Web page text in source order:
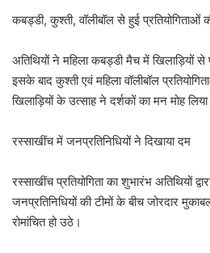
कबड्डी, कुश्ती, वॉलीबॉल से हुई
अतिथियों ने महिला कबड्डी मैच में खिलाड़ियों से
इसके बाद कुश्ती एवं महिला वॉलीबॉल
खिलाड़ियों के उत्साह ने दर्शकों का मन मोह
रस्साखींच में जनप्रतिनिधियों ने दिखाया दम
रस्साखींच प्रतियोगिता का शुभारंभ अतिथियों
जनप्रतिनिधियों की टीमों के बीच जोरदार
रोमांचित हो उठे।